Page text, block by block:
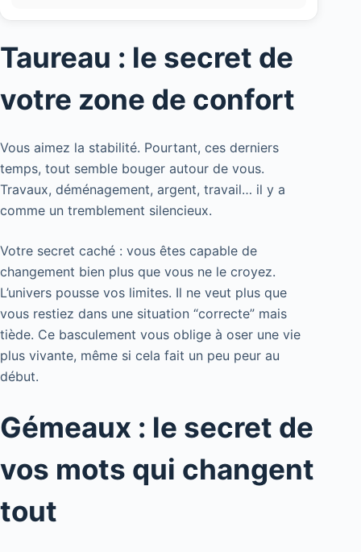
Taureau : le secret de
votre zone de confort
Vous aimez la stabilité. Pourtant, ces derniers
temps, tout semble bouger autour de vous.
Travaux, déménagement, argent, travail… il y a
comme un tremblement silencieux.
Votre secret caché : vous êtes capable de
changement bien plus que vous ne le croyez.
L’univers pousse vos limites. Il ne veut plus que
vous restiez dans une situation “correcte” mais
tiède. Ce basculement vous oblige à oser une vie
plus vivante, même si cela fait un peu peur au
début.
Gémeaux : le secret de
vos mots qui changent
tout